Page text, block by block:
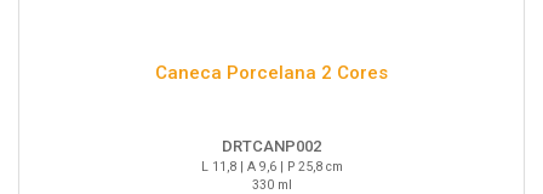
Caneca Porcelana 2 Cores
DRTCANP002
L 11,8 | A 9,6 | P 25,8 cm
330 ml